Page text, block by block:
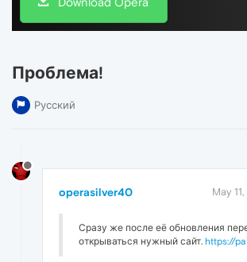
Проблема!
Русский
operasilver40 May
Сразу же после её обновления
открываться нужный сайт. https://